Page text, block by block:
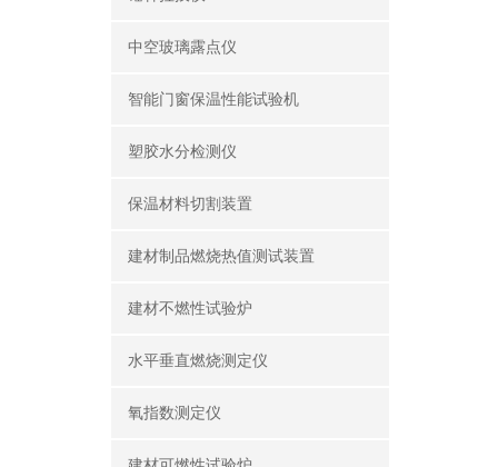
中空玻璃露点仪
智能门窗保温性能试验机
塑胶水分检测仪
保温材料切割装置
建材制品燃烧热值测试装置
建材不燃性试验炉
水平垂直燃烧测定仪
氧指数测定仪